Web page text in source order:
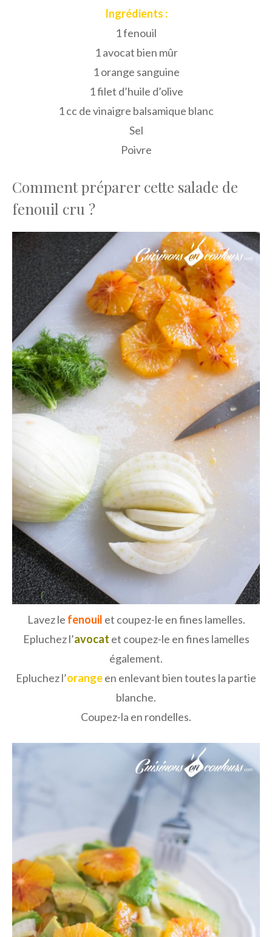
Ingrédients :
1 fenouil
1 avocat bien mûr
1 orange sanguine
1 filet d’huile d’olive
1 cc de vinaigre balsamique blanc
Sel
Poivre
Comment préparer cette salade de
fenouil cru ?
Lavez le fenouil et coupez-le en fines lamelles.
Epluchez l’avocat et coupez-le en fines lamelles
également.
Epluchez l’orangeen enlevant bien toutes la partie
blanche.
Coupez-la en rondelles.